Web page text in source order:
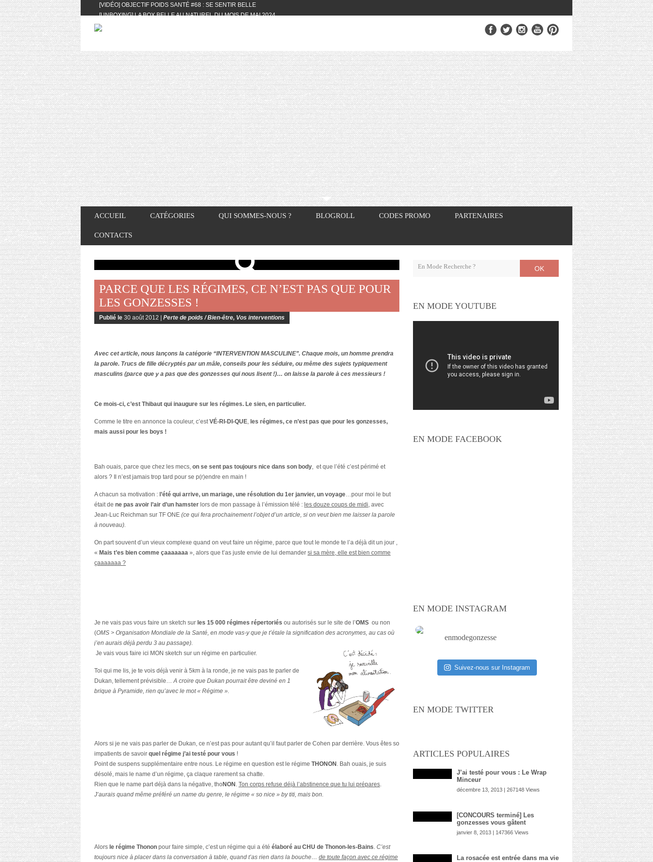
[VIDÉO] OBJECTIF POIDS SANTÉ #68 : SE SENTIR BELLE
[UNBOXING] LA BOX BELLE AU NATUREL DU MOIS DE MAI 2024
[VIDÉO] UNBOXING : LES MY LITTLE & BIOTYFULL BOX DU MOIS DE MAI 2024
[VIDÉO] QUITOQUE #10 : MEAL PREP & CONVIVIALITÉ
[VIDÉO] UNBOXING : LES MY LITTLE & BIOTYFULL BOX DU MOIS D’AVRIL
2024 FEAT. AKILA
[VIDÉO] OBJECTIF POIDS SANTÉ #67 : L’AVIS DES AUTRES, CE N’EST QUE LA
VIE DES AUTRES
[VIDÉO] UNBOXING : LES MY LITTLE & BIOTYFULL BOX DES MOIS DE
FÉVRIER ET MARS 2024 FEAT. AKILA
[VIDÉO] LA SÉLECTION DU MOIS #JANVIER2024
[VIDÉO] HELLOFRESH #34 : IDÉES RECETTES RISOTTO
ACCUEIL CATÉGORIES QUI SOMMES-NOUS ? BLOGROLL CODES PROMO PARTENAIRES
CONTACTS
PARCE QUE LES RÉGIMES, CE N’EST PAS QUE POUR
LES GONZESSES !
Publié le 30 août 2012 | Perte de poids / Bien-être, Vos interventions
Avec cet article, nous lançons la catégorie “INTERVENTION MASCULINE”. Chaque mois, un homme prendra
la parole. Trucs de fille décryptés par un mâle, conseils pour les séduire, ou même des sujets typiquement
masculins (parce que y a pas que des gonzesses qui nous lisent !)… on laisse la parole à ces messieurs !
Ce mois-ci, c’est Thibaut qui inaugure sur les régimes. Le sien, en particulier.
Comme le titre en annonce la couleur, c’estVÉ-RI-DI-QUE, les régimes, ce n’est pas que pour les gonzesses,
mais aussi pour les boys !
Bah ouais, parce que chez les mecs, on se sent pas toujours nice dans son body, et que l’été c’est périmé et
alors ? Il n’est jamais trop tard pour se p(r)endre en main !
A chacun sa motivation : l’été qui arrive, un mariage, une résolution du 1er janvier, un voyage…pour moi le but
était de ne pas avoir l’air d’un hamster lors de mon passage à l’émission télé : les douze coups de midi, avec
Jean-Luc Reichman sur TF ONE (ce qui fera prochainement l’objet d’un article, si on veut bien me laisser la parole
à nouveau).
On part souvent d’un vieux complexe quand on veut faire un régime, parce que tout le monde te l’a déjà dit un jour ,
« Mais t’es bien comme çaaaaaaa », alors que t’as juste envie de lui demander si sa mère, elle est bien comme
çaaaaaaa ?
Je ne vais pas vous faire un sketch sur les 15 000 régimes répertoriés ou autorisés sur le site de l’OMS ou non
(OMS > Organisation Mondiale de la Santé, en mode vas-y que je t’étale la signification des acronymes, au cas où
j’en aurais déjà perdu 3 au passage).
Je vais vous faire ici MON sketch sur un régime en particulier.
Toi qui me lis, je te vois déjà venir à 5km à la ronde, je ne vais pas te parler de
Dukan, tellement prévisible…A croire que Dukan pourrait être deviné en 1
brique à Pyramide, rien qu’avec le mot « Régime ».
Alors si je ne vais pas parler de Dukan, ce n’est pas pour autant qu’il faut parler de Cohen par derrière. Vous êtes so
impatients de savoir quel régime j’ai testé pour vous !
Point de suspens supplémentaire entre nous. Le régime en question est le régime THONON . Bah ouais, je suis
désolé, mais le name d’un régime, ça claque rarement sa chatte.
Rien que le name part déjà dans la négative, thoNON . Ton corps refuse déjà l’abstinence que tu lui prépares.
J’aurais quand même préféré un name du genre, le régime « so nice » by titi, mais bon.
Alors le régime Thonon pour faire simple, c’est un régime qui a été élaboré au CHU de Thonon-les-Bains. C’est
toujours nice à placer dans la conversation à table, quand t’as rien dans la bouche… de toute façon avec ce régime
OK
EN MODE YOUTUBE
EN MODE FACEBOOK
EN MODE INSTAGRAM
enmodegonzesse
Suivez-nous sur Instagram
EN MODE TWITTER
ARTICLES POPULAIRES
J’ai testé pour vous : Le Wrap
Minceur
décembre 13, 2013 | 267148 Views
[CONCOURS terminé] Les
gonzesses vous gâtent
janvier 8, 2013 | 147366 Views
La rosacée est entrée dans ma vie